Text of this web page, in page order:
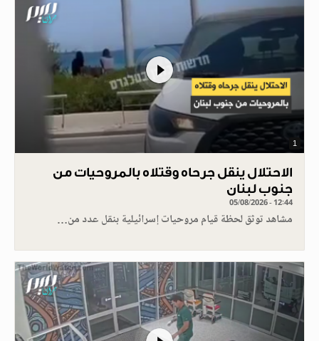
1
الاحتلال ينقل جرحاه وقتلاه بالمروحيات من
جنوب لبنان
05/08/2026 - 12:44
مشاهد توثق لحظة قيام مروحيات إسرائيلية بنقل عدد من…